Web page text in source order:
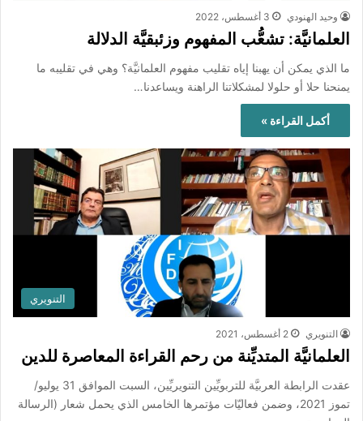
وحيد الهنودي 3 أغسطس، 2022
العلمانيَّة: تشعُّب المفهوم وزئبقيَّة الدلالة
ما الذي يمكن أن يهبنا إياه تقليب مفهوم العلمانيَّة؟ وهي في تقليبه ما
يمنحنا حلا أو حلولا لمشكلاتنا الراهنة ويساعدنا…
أكمل القراءة »
التنويري
التنويري 2 أغسطس، 2021
العلمانيَّة المتديِّنة من رحم القراءة المعاصرة للدين
عقدت الرابطة العربيَّة للتربويِّين التنويريِّين، السبت الموافق 31 يوليو/
تموز 2021، وضمن فعاليّات مؤتمرها الخامس الذي يحمل شعار (الرسالة